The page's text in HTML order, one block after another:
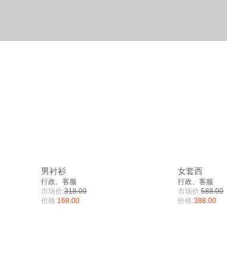
男衬衫
行政、客服
市场价:318.00
价格:168.00
女套西
行政、客服
市场价:588.00
价格:388.00